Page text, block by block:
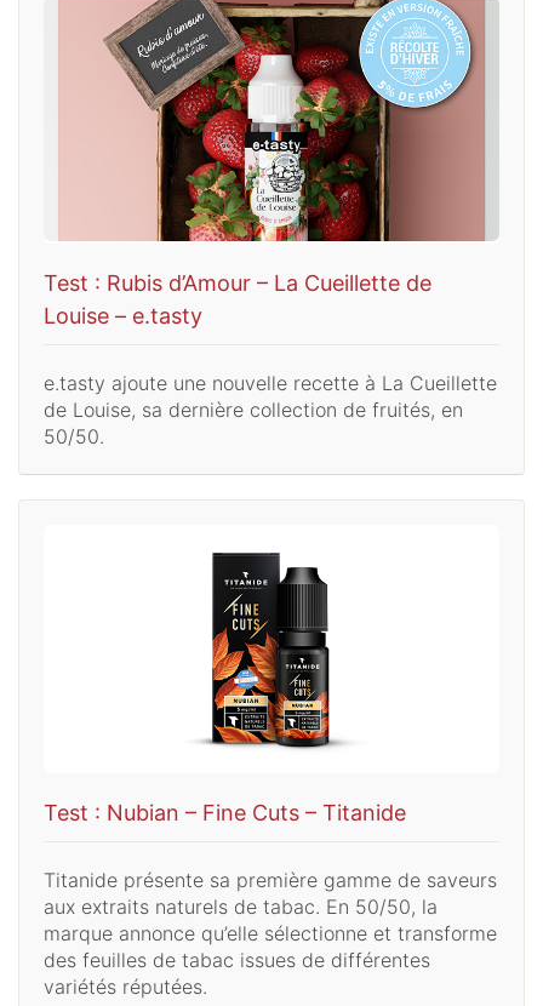
Test : Rubis d’Amour – La Cueillette de
Louise – e.tasty
e.tasty ajoute une nouvelle recette à La Cueillette
de Louise, sa dernière collection de fruités, en
50/50.
Test : Nubian – Fine Cuts – Titanide
Titanide présente sa première gamme de saveurs
aux extraits naturels de tabac. En 50/50, la
marque annonce qu’elle sélectionne et transforme
des feuilles de tabac issues de différentes
variétés réputées.